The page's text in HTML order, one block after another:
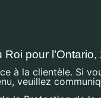
pour l’Ontario,
à la clientèle. Si
veuillez